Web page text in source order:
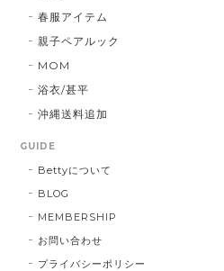
春服アイテム
親子ペアルック
MOM
浴衣/甚平
沖縄送料追加
GUIDE
Bettyについて
BLOG
MEMBERSHIP
お問い合わせ
プライバシーポリシー